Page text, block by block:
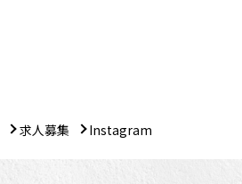
求人募集 Instagram